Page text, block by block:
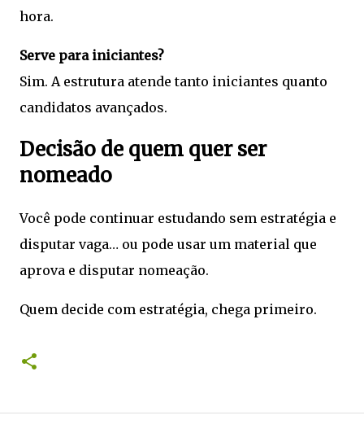
hora.
Serve para iniciantes?
Sim. A estrutura atende tanto iniciantes quanto
candidatos avançados.
Decisão de quem quer ser
nomeado
Você pode continuar estudando sem estratégia e
disputar vaga… ou pode usar um material que
aprova e disputar nomeação.
Quem decide com estratégia, chega primeiro.